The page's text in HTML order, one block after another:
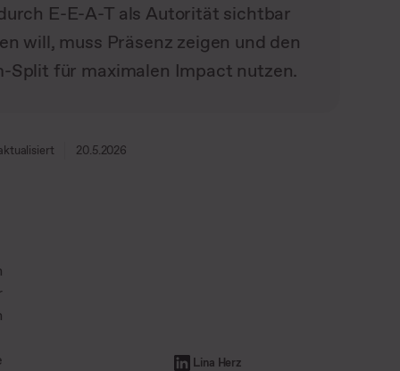
E-E-A-T als Autorität sichtbar
will, muss Präsenz zeigen und den
Split für maximalen Impact nutzen.
20.5.2026
Lina Herz